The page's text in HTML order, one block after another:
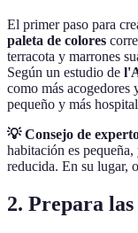
El primer paso para
paleta de colores
terracota y marrones
Según un estudio de
como más acogedores
pequeño y más
💡 Consejo de
habitación es pequeña,
reducida. En su lugar,
2. Prepara las